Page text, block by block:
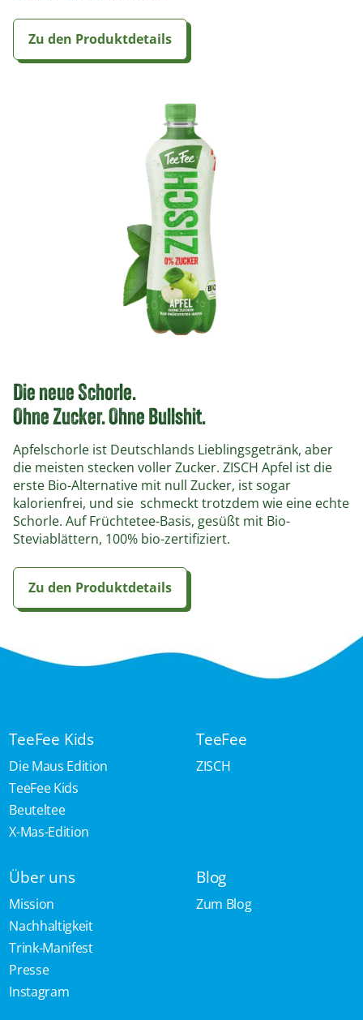
Zu den Produktdetails
Die neue Schorle.
Ohne Zucker. Ohne Bullshit.
Apfelschorle ist Deutschlands Lieblingsgetränk, aber
die meisten stecken voller Zucker. ZISCH Apfel ist die
erste Bio-Alternative mit null Zucker, ist sogar
kalorienfrei, und sie schmeckt trotzdem wie eine echte
Schorle. Auf Früchtetee-Basis, gesüßt mit Bio-
Steviablättern, 100% bio-zertifiziert.
Zu den Produktdetails
TeeFee Kids
Die Maus Edition
TeeFee Kids
Beuteltee
X-Mas-Edition
TeeFee
ZISCH
Über uns
Mission
Nachhaltigkeit
Trink-Manifest
Presse
Instagram
Blog
Zum Blog